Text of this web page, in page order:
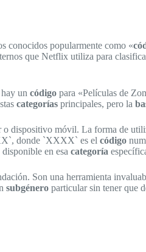
conocidos popularmente como «
que Netflix utiliza para
un código para «Películas de
categorías principales, pero la
o dispositivo móvil. La forma de
donde `XXXX` es el código
en esa categoría
Son una herramienta
subgénero particular sin tener que